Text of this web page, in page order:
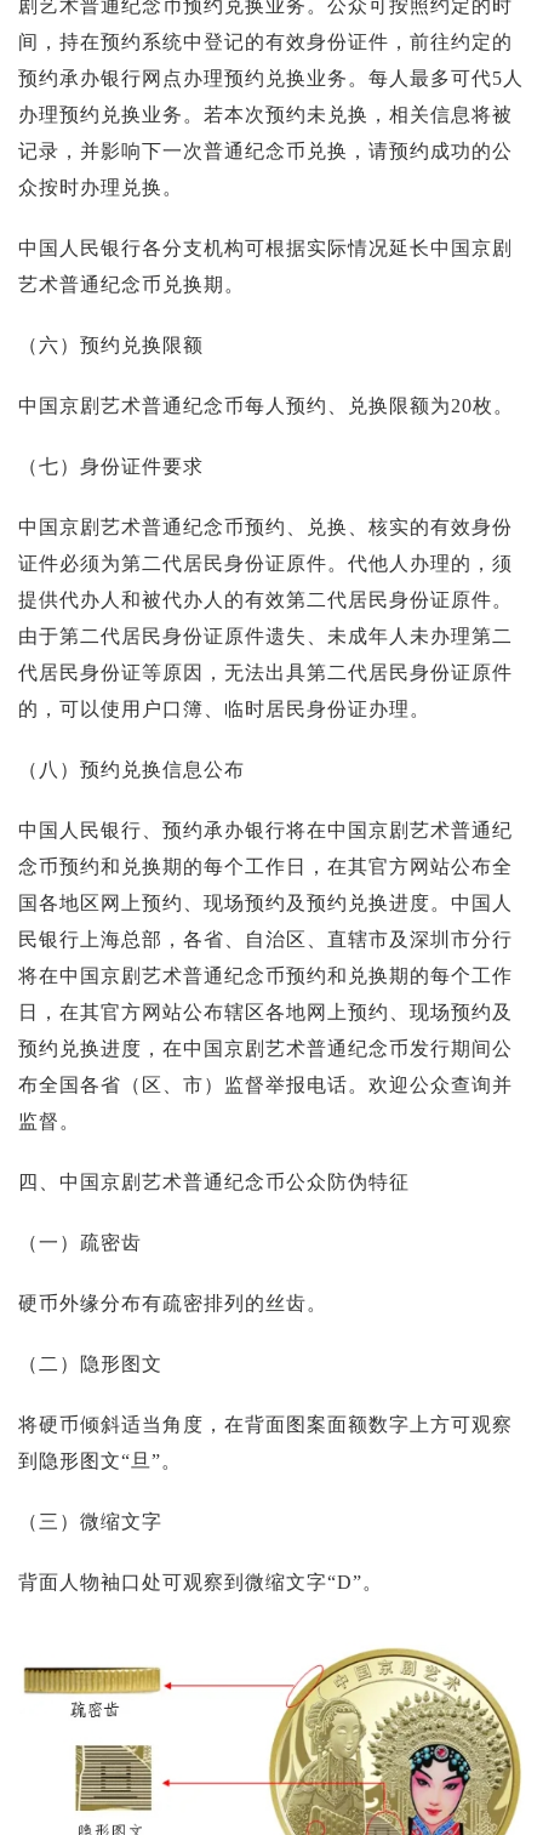
剧艺术普通纪念币预约兑换业务。公众可按照约定的时
间，持在预约系统中登记的有效身份证件，前往约定的
预约承办银行网点办理预约兑换业务。每人最多可代5人
办理预约兑换业务。若本次预约未兑换，相关信息将被
记录，并影响下一次普通纪念币兑换，请预约成功的公
众按时办理兑换。
中国人民银行各分支机构可根据实际情况延长中国京剧
艺术普通纪念币兑换期。
（六）预约兑换限额
中国京剧艺术普通纪念币每人预约、兑换限额为20枚。
（七）身份证件要求
中国京剧艺术普通纪念币预约、兑换、核实的有效身份
证件必须为第二代居民身份证原件。代他人办理的，须
提供代办人和被代办人的有效第二代居民身份证原件。
由于第二代居民身份证原件遗失、未成年人未办理第二
代居民身份证等原因，无法出具第二代居民身份证原件
的，可以使用户口簿、临时居民身份证办理。
（八）预约兑换信息公布
中国人民银行、预约承办银行将在中国京剧艺术普通纪
念币预约和兑换期的每个工作日，在其官方网站公布全
国各地区网上预约、现场预约及预约兑换进度。中国人
民银行上海总部，各省、自治区、直辖市及深圳市分行
将在中国京剧艺术普通纪念币预约和兑换期的每个工作
日，在其官方网站公布辖区各地网上预约、现场预约及
预约兑换进度，在中国京剧艺术普通纪念币发行期间公
布全国各省（区、市）监督举报电话。欢迎公众查询并
监督。
四、中国京剧艺术普通纪念币公众防伪特征
（一）疏密齿
硬币外缘分布有疏密排列的丝齿。
（二）隐形图文
将硬币倾斜适当角度，在背面图案面额数字上方可观察
到隐形图文“旦”。
（三）微缩文字
背面人物袖口处可观察到微缩文字“D”。